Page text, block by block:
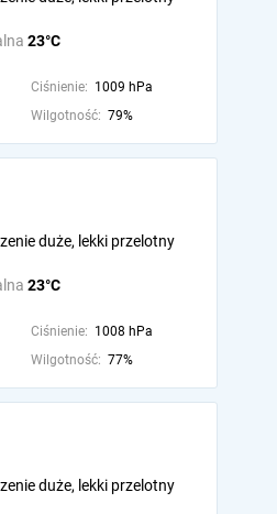
23°C
Ciśnienie: 1009 hPa
Wilgotność: 79%
23°C
duże, lekki przelotny
Ciśnienie: 1008 hPa
Wilgotność: 77%
duże, lekki przelotny